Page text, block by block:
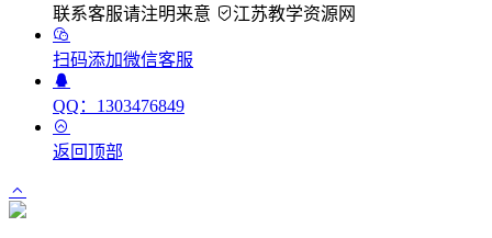
联系客服请注明来意
江苏教学资源网
扫码添加微信客服
QQ：1303476849
返回顶部